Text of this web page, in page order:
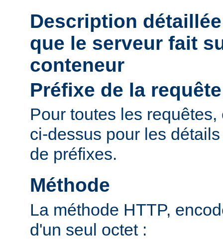
Description
que le serveur fait
conteneur
Préfixe de la requête
Pour toutes les
ci-dessus pour les
de préfixes.
Méthode
La méthode HTTP,
d'un seul octet :